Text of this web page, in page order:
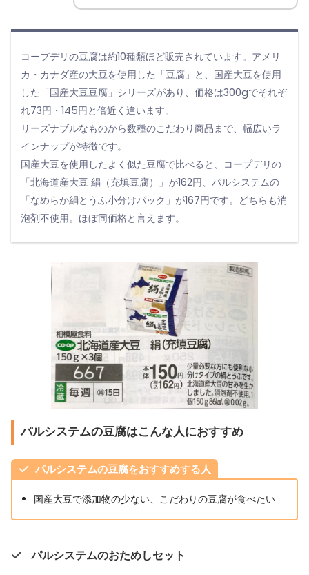
コープデリの豆腐は約10種類ほど販売されています。アメリ
カ・カナダ産の大豆を使用した「豆腐」と、国産大豆を使用
した「国産大豆豆腐」シリーズがあり、価格は300gでそれぞ
れ73円・145円と倍近く違います。
リーズナブルなものから数種のこだわり商品まで、幅広いラ
インナップが特徴です。
国産大豆を使用したよく似た豆腐で比べると、コープデリの
「北海道産大豆 絹（充填豆腐）」が162円、パルシステムの
「なめらか絹とうふ小分けパック」が167円です。どちらも消
泡剤不使用。ほぼ同価格と言えます。
パルシステムの豆腐はこんな人におすすめ
パルシステムの豆腐をおすすめする人
国産大豆で添加物の少ない、こだわりの豆腐が食べたい
パルシステムのおためしセット